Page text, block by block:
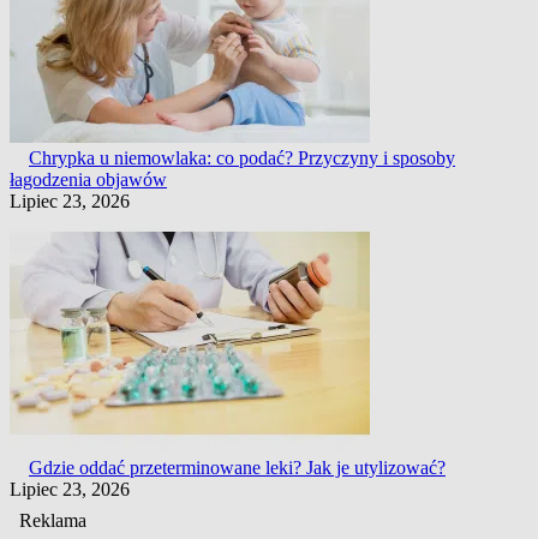
Chrypka u niemowlaka: co podać? Przyczyny i sposoby
łagodzenia objawów
Lipiec 23, 2026
Gdzie oddać przeterminowane leki? Jak je utylizować?
Lipiec 23, 2026
Reklama